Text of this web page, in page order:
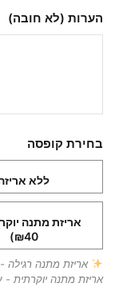
הערות (לא חובה)
בחירת קופסה
ללא
אריזת מתנה
₪40)
אריזת מתנה רגילה
אריזת מתנה יוקרתית